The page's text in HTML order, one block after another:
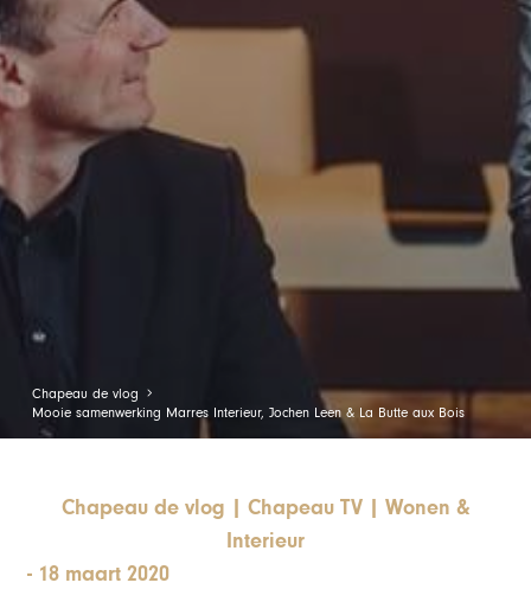
Chapeau de vlog
Mooie samenwerking Marres Interieur, Jochen Leen & La Butte aux Bois
Chapeau de vlog Chapeau TV
Wonen &
Interieur
- 18 maart 2020